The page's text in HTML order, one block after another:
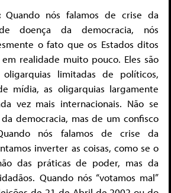
Quando nós falamos de crise da
doença da democracia, nós
o fato que os Estados ditos
realidade muito pouco. Eles são
oligarquias limitadas de políticos,
mídia, as oligarquias largamente
vez mais internacionais. Não se
democracia, mas de um confisco
nós falamos de crise da
inverter as coisas, como se o
das práticas de poder, mas da
Quando nós “votamos mal”